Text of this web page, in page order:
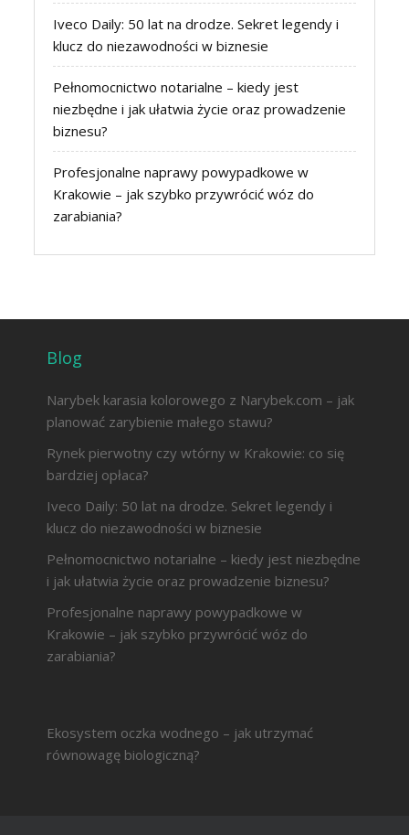
Iveco Daily: 50 lat na drodze. Sekret legendy i
klucz do niezawodności w biznesie
Pełnomocnictwo notarialne – kiedy jest
niezbędne i jak ułatwia życie oraz prowadzenie
biznesu?
Profesjonalne naprawy powypadkowe w
Krakowie – jak szybko przywrócić wóz do
zarabiania?
Blog
Narybek karasia kolorowego z Narybek.com – jak
planować zarybienie małego stawu?
Rynek pierwotny czy wtórny w Krakowie: co się
bardziej opłaca?
Iveco Daily: 50 lat na drodze. Sekret legendy i
klucz do niezawodności w biznesie
Pełnomocnictwo notarialne – kiedy jest niezbędne
i jak ułatwia życie oraz prowadzenie biznesu?
Profesjonalne naprawy powypadkowe w
Krakowie – jak szybko przywrócić wóz do
zarabiania?
Ekosystem oczka wodnego – jak utrzymać
równowagę biologiczną?